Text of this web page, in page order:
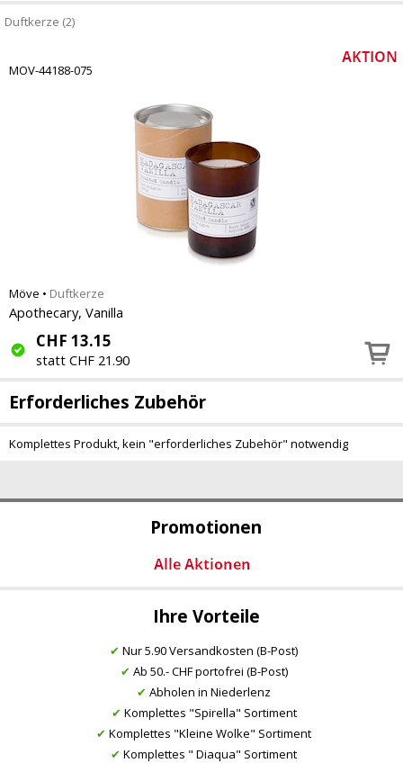
Promotionen
Ihre Vorteile
✔ Nur 5.90 Versandkosten (B-Post)
✔ Ab 50.- CHF portofrei (B-Post)
✔ Abholen in Niederlenz
✔ Komplettes "Spirella" Sortiment
✔ Komplettes "Kleine Wolke" Sortiment
✔ Komplettes " Diaqua" Sortiment
Duftkerze (2)
MOV-44188-075
Möve • Duftkerze
Apothecary, Vanilla
CHF 13.15
statt CHF 21.90
Erforderliches Zubehör
Komplettes Produkt, kein "erforderliches Zubehör" notwendig